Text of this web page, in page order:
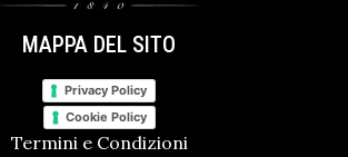
MAPPA DEL SITO
Privacy Policy
Cookie Policy
Termini e Condizioni